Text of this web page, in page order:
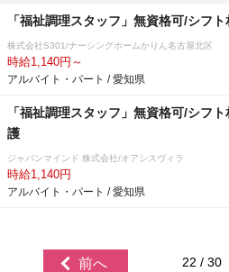
「福祉調理スタッフ」無資格可/シフ
株式会社S301/ナーシングホームかりん名古屋北区
時給1,140円～
アルバイト・パート / 愛知県
「福祉調理スタッフ」無資格可/シフ
護
ジャパンマインド 株式会社/オアシスヴィラ
時給1,140円
アルバイト・パート / 愛知県
前へ 22 / 30